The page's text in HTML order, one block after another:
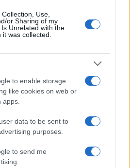
Use,
or Sharing of my
Unrelated with the
was collected.
to enable storage
like cookies on web or
data to be sent to
purposes.
to send me
esercizi sicuri,
della velocità